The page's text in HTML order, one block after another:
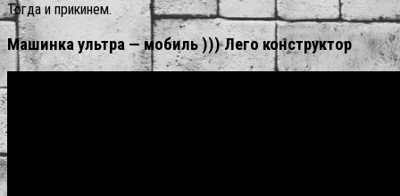
Тогда и прикинем.
Машинка ультра — мобиль ))) Лего конструктор